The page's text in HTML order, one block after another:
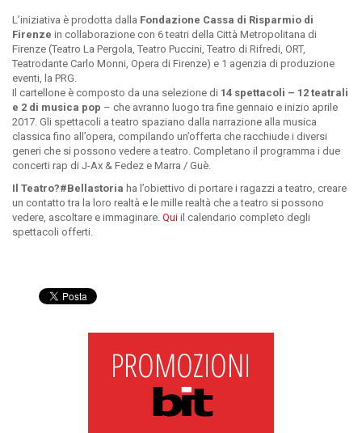
L’iniziativa è prodotta dalla Fondazione Cassa di Risparmio di
Firenze in collaborazione con 6 teatri della Città Metropolitana di
Firenze (Teatro La Pergola, Teatro Puccini, Teatro di Rifredi, ORT,
Teatrodante Carlo Monni, Opera di Firenze) e 1 agenzia di produzione
eventi, la PRG.
Il cartellone è composto da una selezione di 14 spettacoli – 12 teatrali
e 2 di musica pop – che avranno luogo tra fine gennaio e inizio aprile
2017. Gli spettacoli a teatro spaziano dalla narrazione alla musica
classica fino all’opera, compilando un’offerta che racchiude i diversi
generi che si possono vedere a teatro. Completano il programma i due
concerti rap di J-Ax & Fedez e Marra / Guè.
Il Teatro?#Bellastoria ha l’obiettivo di portare i ragazzi a teatro, creare
un contatto tra la loro realtà e le mille realtà che a teatro si possono
vedere, ascoltare e immaginare. Qui il calendario completo degli
spettacoli offerti.